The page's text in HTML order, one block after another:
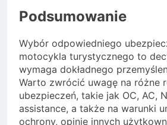
Podsumowanie
Wybór odpowiedniego
motocykla turystycznego to
wymaga dokładnego
Warto zwrócić uwagę na różne
ubezpieczeń, takie jak OC, AC,
assistance, a także na warunki
ochrony, opinie innych